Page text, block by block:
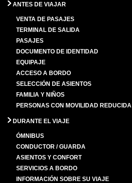
ANTES DE VIAJAR
VENTA DE PASAJES
TERMINAL DE SALIDA
PASAJES
DOCUMENTO DE IDENTIDAD
EQUIPAJE
ACCESO A BORDO
SELECCIÓN DE ASIENTOS
FAMILIA Y NIÑOS
PERSONAS CON MOVILIDAD REDUCIDA
DURANTE EL VIAJE
ÓMNIBUS
CONDUCTOR / GUARDA
ASIENTOS Y CONFORT
SERVICIOS A BORDO
INFORMACIÓN SOBRE SU VIAJE